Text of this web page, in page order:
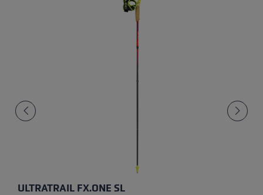
ULTRATRAIL FX.ONE SL